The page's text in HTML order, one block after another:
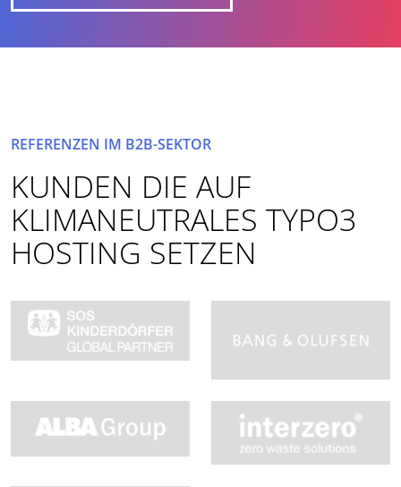
REFERENZEN IM B2B-SEKTOR
KUNDEN DIE AUF
KLIMANEUTRALES TYPO3
HOSTING SETZEN